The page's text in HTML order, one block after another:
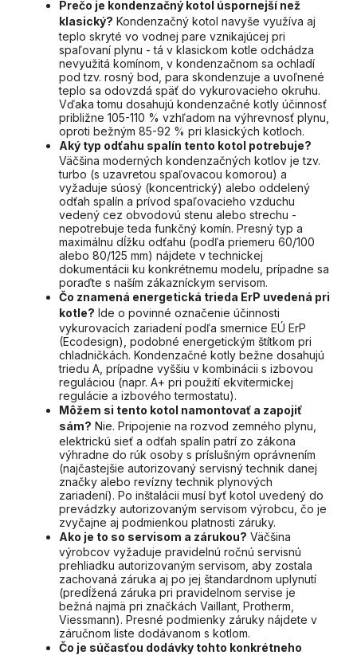
Prečo je kondenzačný kotol úspornejší než
klasický? Kondenzačný kotol navyše využíva aj
teplo skryté vo vodnej pare vznikajúcej pri
spaľovaní plynu - tá v klasickom kotle odchádza
nevyužitá komínom, v kondenzačnom sa ochladí
pod tzv. rosný bod, para skondenzuje a uvoľnené
teplo sa odovzdá späť do vykurovacieho okruhu.
Vďaka tomu dosahujú kondenzačné kotly účinnosť
približne 105-110 % vzhľadom na výhrevnosť plynu,
oproti bežným 85-92 % pri klasických kotloch.
Aký typ odťahu spalín tento kotol potrebuje?
Väčšina moderných kondenzačných kotlov je tzv.
turbo (s uzavretou spaľovacou komorou) a
vyžaduje súosý (koncentrický) alebo oddelený
odťah spalín a prívod spaľovacieho vzduchu
vedený cez obvodovú stenu alebo strechu -
nepotrebuje teda funkčný komín. Presný typ a
maximálnu dĺžku odťahu (podľa priemeru 60/100
alebo 80/125 mm) nájdete v technickej
dokumentácii ku konkrétnemu modelu, prípadne sa
poraďte s naším zákazníckym servisom.
Čo znamená energetická trieda ErP uvedená pri
kotle? Ide o povinné označenie účinnosti
vykurovacích zariadení podľa smernice EÚ ErP
(Ecodesign), podobné energetickým štítkom pri
chladničkách. Kondenzačné kotly bežne dosahujú
triedu A, prípadne vyššiu v kombinácii s izbovou
reguláciou (napr. A+ pri použití ekvitermickej
regulácie a izbového termostatu).
Môžem si tento kotol namontovať a zapojiť
sám? Nie. Pripojenie na rozvod zemného plynu,
elektrickú sieť a odťah spalín patrí zo zákona
výhradne do rúk osoby s príslušným oprávnením
(najčastejšie autorizovaný servisný technik danej
značky alebo revízny technik plynových
zariadení). Po inštalácii musí byť kotol uvedený do
prevádzky autorizovaným servisom výrobcu, čo je
zvyčajne aj podmienkou platnosti záruky.
Ako je to so servisom a zárukou? Väčšina
výrobcov vyžaduje pravidelnú ročnú servisnú
prehliadku autorizovaným servisom, aby zostala
zachovaná záruka aj po jej štandardnom uplynutí
(predĺžená záruka pri pravidelnom servise je
bežná najmä pri značkách Vaillant, Protherm,
Viessmann). Presné podmienky záruky nájdete v
záručnom liste dodávanom s kotlom.
Čo je súčasťou dodávky tohto konkrétneho